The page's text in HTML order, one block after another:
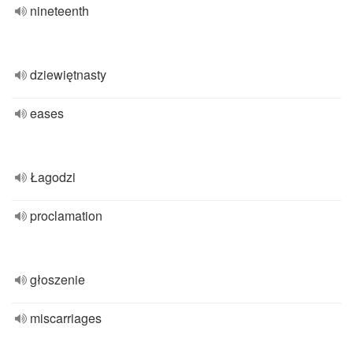
nineteenth
dziewiętnasty
eases
Łagodzi
proclamation
głoszenie
miscarriages